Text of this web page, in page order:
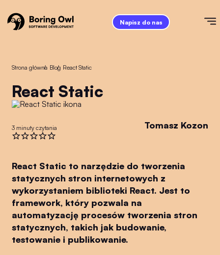
Napisz do nas
Strona główna
/ Blog
/ React Static
React Static
3 minuty czytania Tomasz Kozon
React Static to narzędzie do tworzenia
statycznych stron internetowych z
wykorzystaniem biblioteki React. Jest to
framework, który pozwala na
automatyzację procesów tworzenia stron
statycznych, takich jak budowanie,
testowanie i publikowanie.